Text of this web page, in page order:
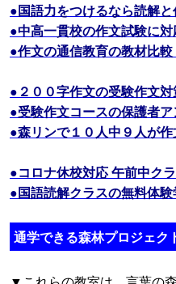
●国語力をつけるなら読解
●中高一貫校の作文試験に対
●作文の通信教育の教材比
●２００字作文の受験作文対
●受験作文コースの保護者ア
●森リンで１０人中９人が
●コロナ休校対応 午前中ク
●国語読解クラスの無料体験
通学できる森林プロジェク